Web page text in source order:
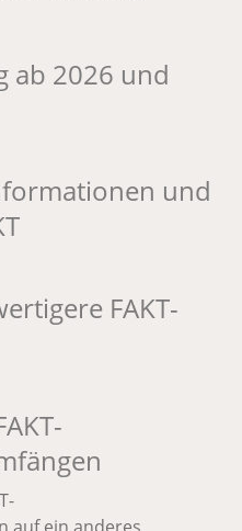
ab 2026 und
und
FAKT-
auf ein anderes